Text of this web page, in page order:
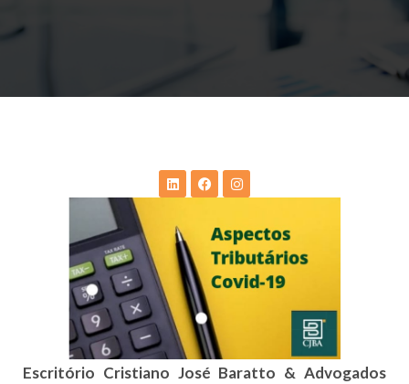
Escritório Cristiano José Baratto & Advogados